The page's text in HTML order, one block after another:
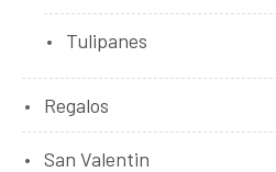
Tulipanes
Regalos
San Valentin